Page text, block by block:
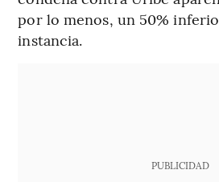
por lo menos, un 50%
instancia.
PUBLICIDAD